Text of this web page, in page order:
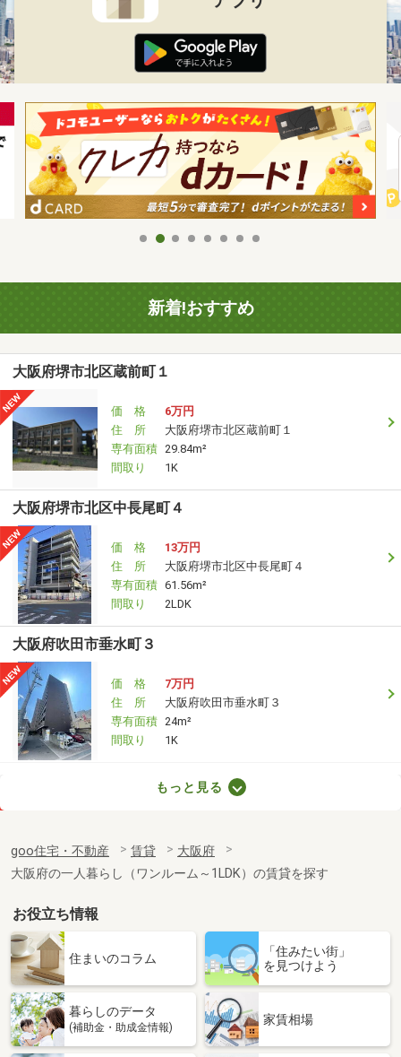
新着!おすすめ
大阪府堺市北区蔵前町１
価 格
6万円
住 所
大阪府堺市北区蔵前町１
専有面積 29.84m²
間取り
1K
大阪府堺市北区中長尾町４
価 格
13万円
住 所
大阪府堺市北区中長尾町４
専有面積 61.56m²
間取り
2LDK
大阪府吹田市垂水町３
価 格
7万円
住 所
大阪府吹田市垂水町３
専有面積 24m²
間取り
1K
大阪府四條畷市岡山１丁目
専有面積
29.52m²
間取り
1K
大阪府大阪市東淀川区大隅２丁目３－２６
価 格
2.50万円
大阪府大阪市東淀川区大隅２丁目３－
２６
専有面積
17.12m²
間取り
ワンルーム
もっと見る
goo住宅・不動産 賃貸
大阪府
大阪府の一人暮らし（ワンルーム～1LDK）の賃貸を探す
お役立ち情報
住まいのコラム
「住みたい街」
を見つけよう
暮らしのデータ
(補助金・助成金情報)
家賃相場